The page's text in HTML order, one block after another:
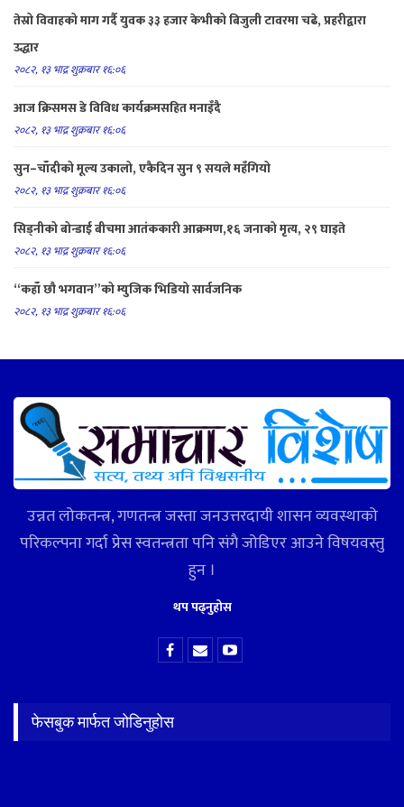
तेस्रो विवाहको माग गर्दै युवक ३३ हजार केभीको बिजुली टावरमा चढे, प्रहरीद्वारा
उद्धार
२०८२, १३ भाद्र शुक्रबार १६:०६
आज क्रिसमस डे विविध कार्यक्रमसहित मनाइँदै
२०८२, १३ भाद्र शुक्रबार १६:०६
सुन–चाँदीको मूल्य उकालो, एकैदिन सुन ९ सयले महँगियो
२०८२, १३ भाद्र शुक्रबार १६:०६
सिड्नीको बोन्डाई बीचमा आतंककारी आक्रमण,१६ जनाको मृत्य, २९ घाइते
२०८२, १३ भाद्र शुक्रबार १६:०६
“कहाँ छौ भगवान”को म्युजिक भिडियो सार्वजनिक
२०८२, १३ भाद्र शुक्रबार १६:०६
उन्नत लोकतन्त्र, गणतन्त्र जस्ता जनउत्तरदायी शासन व्यवस्थाको
परिकल्पना गर्दा प्रेस स्वतन्त्रता पनि संगै जोडिएर आउने विषयवस्तु
हुन ।
थप पढ्नुहोस
फेसबुक मार्फत जोडिनुहोस